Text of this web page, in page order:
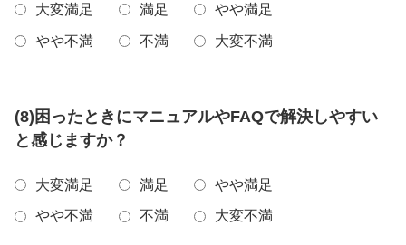
大変満足 満足 やや満足
やや不満 不満 大変不満
(8)困ったときにマニュアルやFAQで解決しやすい
と感じますか？
大変満足 満足 やや満足
やや不満 不満 大変不満